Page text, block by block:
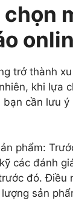
trở thành
khi lựa
bạn cần lưu
phẩm:
các đánh
đó. Điều
sản